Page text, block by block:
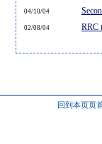
04/10/04
02/08/04 RRC
回到本页页